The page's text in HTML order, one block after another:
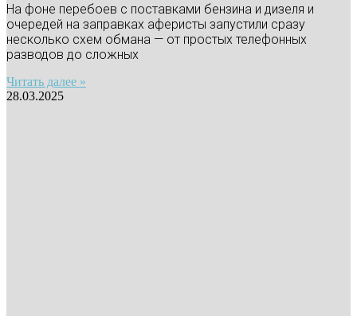
На фоне перебоев с поставками бензина и дизеля и
очередей на заправках аферисты запустили сразу
несколько схем обмана — от простых телефонных
разводов до сложных
Читать далее »
28.03.2025